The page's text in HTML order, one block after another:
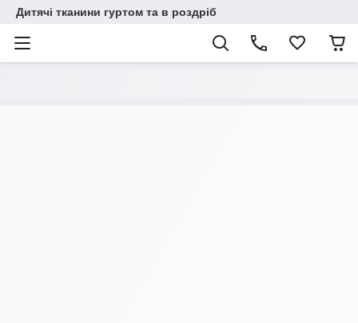
Дитячі тканини гуртом та в роздріб